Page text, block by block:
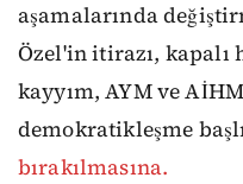
aşamalarında
Özel'in itirazı, kapalı
kayyım, AYM ve
demokratikleşme
bırakılmasına.